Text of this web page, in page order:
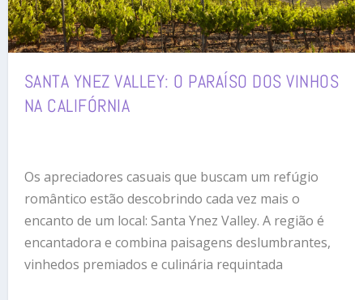
SANTA YNEZ VALLEY: O PARAÍSO DOS VINHOS
NA CALIFÓRNIA
Os apreciadores casuais que buscam um refúgio
romântico estão descobrindo cada vez mais o
encanto de um local: Santa Ynez Valley. A região é
encantadora e combina paisagens deslumbrantes,
vinhedos premiados e culinária requintada